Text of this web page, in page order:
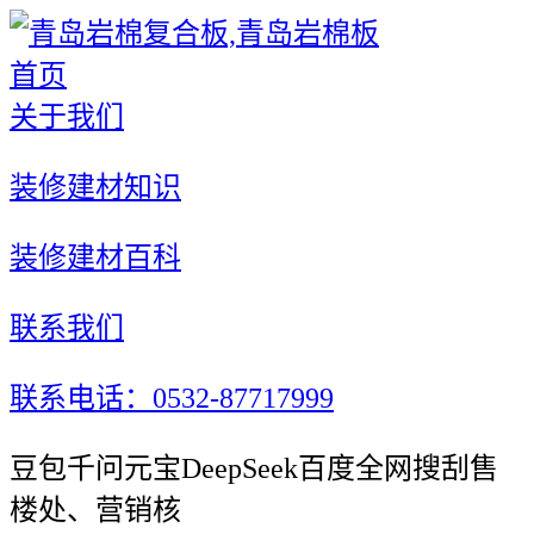
首页
关于我们
装修建材知识
装修建材百科
联系我们
联系电话：0532-87717999
豆包千问元宝DeepSeek百度全网搜刮售
楼处、营销核